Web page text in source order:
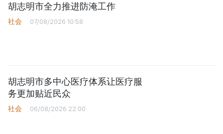
胡志明市全力推进防淹工作
社会 07/08/2026 10:58
胡志明市多中心医疗体系让医疗服
务更加贴近民众
社会 06/08/2026 22:00